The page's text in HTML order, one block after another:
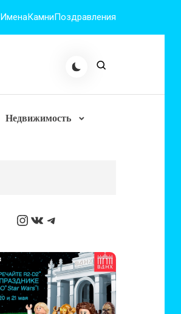
ИменаКамниПоздравления
Недвижимость
Instagram
ВКонтакте
Telegram